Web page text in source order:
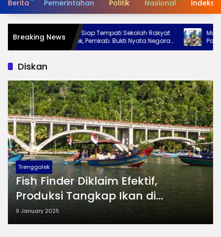
Berita Pemerintahan Politik Nasional Indeks
Breaking News
240 Siswa Siap Tempati Sekolah Rakyat
Trenggalek, Pemkab: Bukti Nyata Negara
Hadir untuk Anak Kurang Mampu
Mutiara
Pantai
Wisata
Diskan
Trenggalek
Fish Finder Diklaim Efektif,
Produksi Tangkap Ikan di
Trenggalek Justru Anjlok
9 January 2025